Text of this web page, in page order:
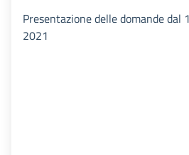
Presentazione delle domande dal
2021